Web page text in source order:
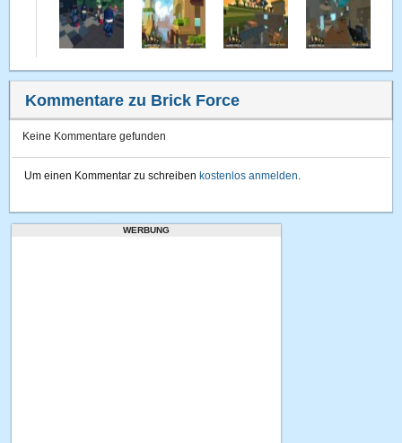
Kommentare zu Brick Force
Keine Kommentare gefunden
Um einen Kommentar zu schreiben kostenlos anmelden.
WERBUNG